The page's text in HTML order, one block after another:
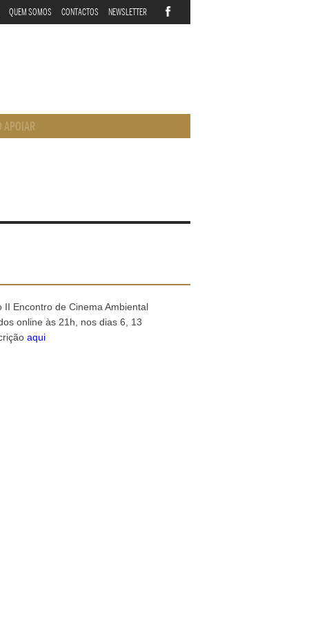
QUEM SOMOS CONTACTOS NEWSLETTER
APOIAR
Encontro de Cinema Ambiental
online às 21h, nos dias 6, 13
aqui